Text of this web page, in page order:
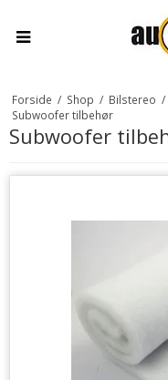
Forside / Shop / Bilstereo /
Subwoofer tilbehør
Subwoofer